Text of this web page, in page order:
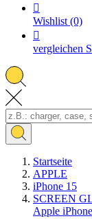

Wishlist (0)

vergleichen
Startseite
APPLE
iPhone 15
SCREEN
Apple